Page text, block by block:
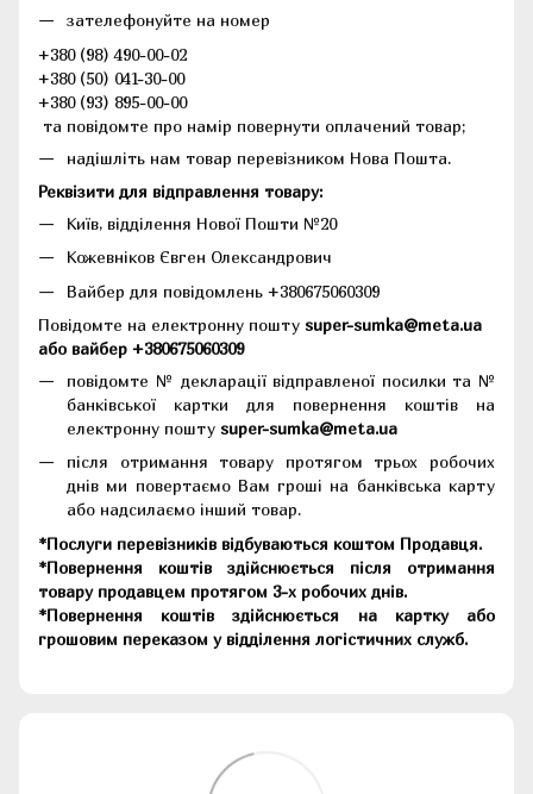
зателефонуйте на номер
+380 (98) 490-00-02
+380 (50) 041-30-00
+380 (93) 895-00-00
та повідомте про намір повернути оплачений товар;
надішліть нам товар перевізником Нова Пошта.
Реквізити для відправлення товару:
Київ, відділення Нової Пошти №20
Кожевніков Євген Олександрович
Вайбер для повідомлень +380675060309
Повідомте на електронну пошту super-sumka@meta.ua
або вайбер +380675060309
повідомте № декларації відправленої посилки та №
банківської картки для повернення коштів на
електронну пошту super-sumka@meta.ua
після отримання товару протягом трьох робочих
днів ми повертаємо Вам гроші на банківська карту
або надсилаємо інший товар.
*Послуги перевізників відбуваються коштом Продавця.
*Повернення коштів здійснюється після отримання
товару продавцем протягом 3-х робочих днів.
*Повернення коштів здійснюється на картку або
грошовим переказом у відділення логістичних служб.